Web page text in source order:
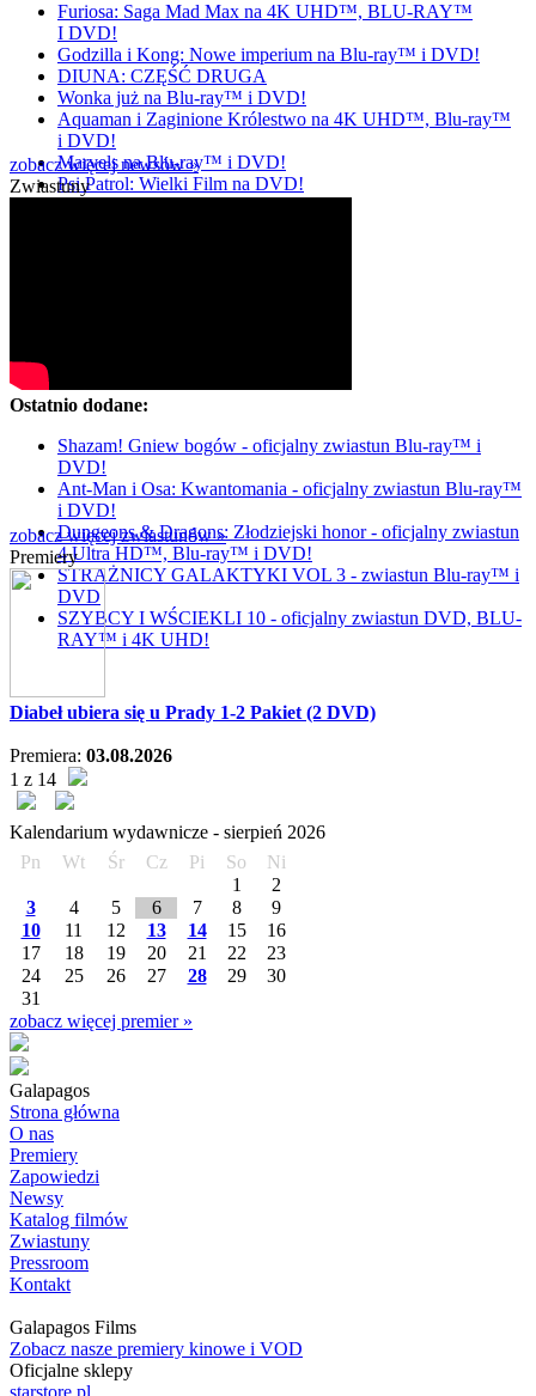
Furiosa: Saga Mad Max na 4K UHD™, BLU-RAY™
I DVD!
Godzilla i Kong: Nowe imperium na Blu-ray™ i DVD!
DIUNA: CZĘŚĆ DRUGA
Wonka już na Blu-ray™ i DVD!
Aquaman i Zaginione Królestwo na 4K UHD™, Blu-ray™
i DVD!
Marvels na Blu-ray™ i DVD!
Psi Patrol: Wielki Film na DVD!
zobacz więcej newsów »
Zwiastuny
Ostatnio dodane:
Shazam! Gniew bogów - oficjalny zwiastun Blu-ray™ i
DVD!
Ant-Man i Osa: Kwantomania - oficjalny zwiastun Blu-ray™
i DVD!
Dungeons & Dragons: Złodziejski honor - oficjalny zwiastun
4 Ultra HD™, Blu-ray™ i DVD!
STRAŻNICY GALAKTYKI VOL 3 - zwiastun Blu-ray™ i
DVD
SZYBCY I WŚCIEKLI 10 - oficjalny zwiastun DVD, BLU-
RAY™ i 4K UHD!
zobacz więcej zwiastunów »
Premiery
Diabeł ubiera się u Prady 1-2 Pakiet (2 DVD)
Premiera: 03.08.2026
1 z 14
Kalendarium wydawnicze - sierpień 2026
Pn
Wt Śr Cz Pi So
Ni
1
2
3
4 5 6 7 8
9
10
11 12 13 14 15
16
17
18 19 20 21 22
23
24
25 26 27 28 29
30
31
zobacz więcej premier »
Galapagos
Strona główna
O nas
Premiery
Zapowiedzi
Newsy
Katalog filmów
Zwiastuny
Pressroom
Kontakt
Galapagos Films
Zobacz nasze premiery kinowe i VOD
Oficjalne sklepy
starstore.pl